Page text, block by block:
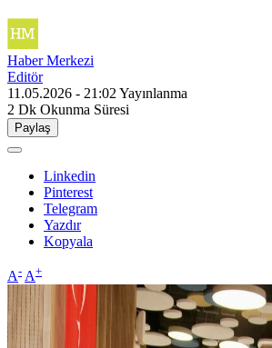
Haber Merkezi
Editör
11.05.2026 - 21:02 Yayınlanma
2 Dk Okunma Süresi
Paylaş
Linkedin
Pinterest
Telegram
Yazdır
Kopyala
A- A+